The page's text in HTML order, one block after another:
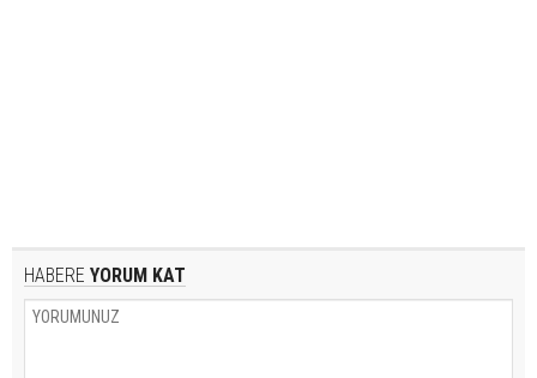
HABERE YORUM KAT